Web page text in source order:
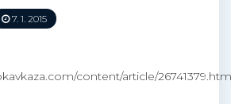
7. 1. 2015
content/article/